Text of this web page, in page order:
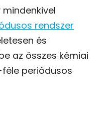
rendszer
és
az összes kémiai
periódusos